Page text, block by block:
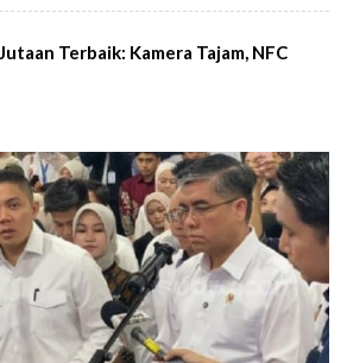
Terbaik: Kamera Tajam, NFC